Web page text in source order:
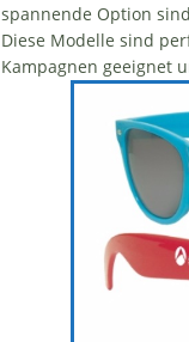
spannende Option
Diese Modelle sind
Kampagnen geeignet